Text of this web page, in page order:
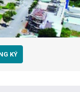
KÝ